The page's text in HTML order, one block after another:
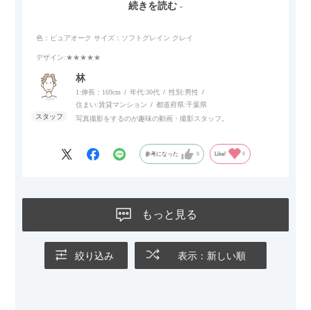
リラックスタイムによさそうでした。回転タイプなので、個人
す。
続きを読む
色：ピュアオーク サイズ：ソフトグレイン クレイ
デザイン:★★★★★
林
1:伸長：169cm 年代:30代 性別:男性
住まい:賃貸マンション 都道府県:千葉県
写真撮影をするのが趣味の動画・撮影スタッフ。
参考になった 0 Like! 0
もっと見る
絞り込み 表示：新しい順